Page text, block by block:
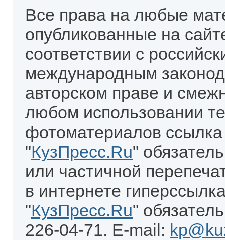
Все права на любые
опубликованные на
соответствии с
международным
авторском праве и
любом использовании
фотоматериалов
"КузПресс.Ru"
или частичной
в интернете
"КузПресс.Ru"
226-04-71. E-mail: